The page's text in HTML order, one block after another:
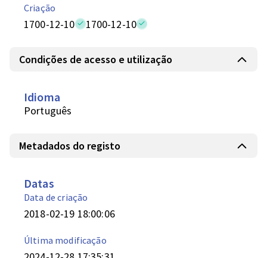
Criação
1700-12-10 1700-12-10
Condições de acesso e utilização
Idioma
Português
Metadados do registo
Datas
Data de criação
2018-02-19 18:00:06
Última modificação